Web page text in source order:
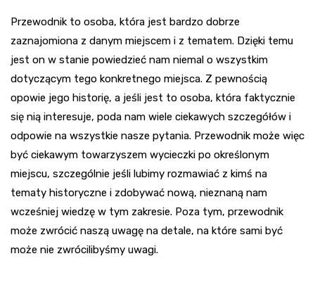
Przewodnik to osoba, która jest bardzo dobrze
zaznajomiona z danym miejscem i z tematem. Dzięki temu
jest on w stanie powiedzieć nam niemal o wszystkim
dotyczącym tego konkretnego miejsca. Z pewnością
opowie jego historię, a jeśli jest to osoba, która faktycznie
się nią interesuje, poda nam wiele ciekawych szczegółów i
odpowie na wszystkie nasze pytania. Przewodnik może więc
być ciekawym towarzyszem wycieczki po określonym
miejscu, szczególnie jeśli lubimy rozmawiać z kimś na
tematy historyczne i zdobywać nową, nieznaną nam
wcześniej wiedzę w tym zakresie. Poza tym, przewodnik
może zwrócić naszą uwagę na detale, na które sami być
może nie zwrócilibyśmy uwagi.